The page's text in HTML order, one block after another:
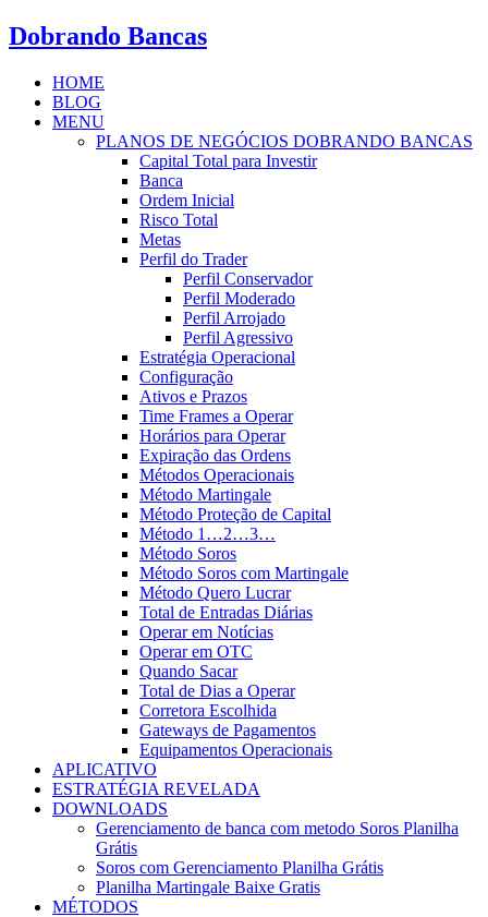
Dobrando Bancas
HOME
BLOG
MENU
PLANOS DE NEGÓCIOS DOBRANDO BANCAS
Capital Total para Investir
Banca
Ordem Inicial
Risco Total
Metas
Perfil do Trader
Perfil Conservador
Perfil Moderado
Perfil Arrojado
Perfil Agressivo
Estratégia Operacional
Configuração
Ativos e Prazos
Time Frames a Operar
Horários para Operar
Expiração das Ordens
Métodos Operacionais
Método Martingale
Método Proteção de Capital
Método 1…2…3…
Método Soros
Método Soros com Martingale
Método Quero Lucrar
Total de Entradas Diárias
Operar em Notícias
Operar em OTC
Quando Sacar
Total de Dias a Operar
Corretora Escolhida
Gateways de Pagamentos
Equipamentos Operacionais
APLICATIVO
ESTRATÉGIA REVELADA
DOWNLOADS
Gerenciamento de banca com metodo Soros Planilha
Grátis
Soros com Gerenciamento Planilha Grátis
Planilha Martingale Baixe Gratis
MÉTODOS